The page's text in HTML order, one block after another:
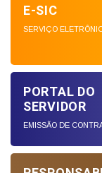
E-SIC
SERVIÇO
PORTAL DO
SERVIDOR
EMISSÃO DE